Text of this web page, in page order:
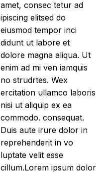
amet, consec tetur ad
ipiscing elitsed do
eiusmod tempor inci
didunt ut labore et
dolore magna aliqua. Ut
enim ad mi ven iamquis
no strudrtes. Wex
ercitation ullamco laboris
nisi ut aliquip ex ea
commodo. consequat.
Duis aute irure dolor in
reprehenderit in vo
luptate velit esse
cillum.Lorem ipsum dolor